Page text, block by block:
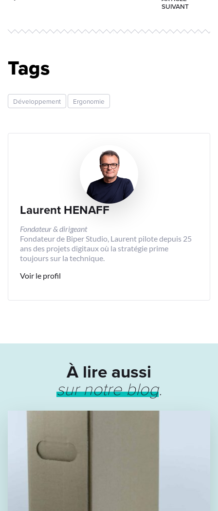
SUIVANT
Tags
Développement Ergonomie
Laurent HENAFF
Fondateur & dirigeant
Fondateur de Biper Studio, Laurent pilote depuis 25
ans des projets digitaux où la stratégie prime
toujours sur la technique.
Voir le profil
À lire aussi
sur notre blog.